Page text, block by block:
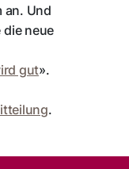
an. Und
neue
gut».
.